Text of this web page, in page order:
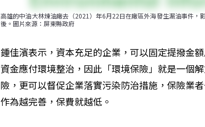
高雄的中油大林煉油廠去（2021）年6月22日在廠區外海發生漏油事件
後。圖片來源：屏東縣政府
鍾佳濱表示，資本充足的企業，可以固定提撥金
資金應付環境整治，因此「環境保險」就是一個
險，更可以督促企業落實污染防治措施，保險業
作為越完善，保費就越低。